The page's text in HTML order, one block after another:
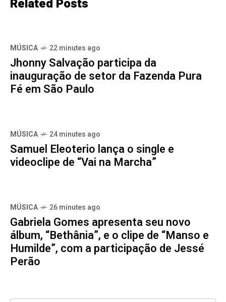
Related Posts
MÚSICA 22 minutes ago
Jhonny Salvação participa da
inauguração de setor da Fazenda Pura
Fé em São Paulo
MÚSICA 24 minutes ago
Samuel Eleoterio lança o single e
videoclipe de “Vai na Marcha”
MÚSICA 26 minutes ago
Gabriela Gomes apresenta seu novo
álbum, “Bethânia”, e o clipe de “Manso e
Humilde”, com a participação de Jessé
Perão